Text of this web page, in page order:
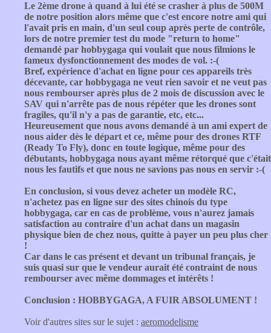
Le 2ème drone à quand à lui été se crasher à plus de 500M
de notre position alors même que c'est encore notre ami qui
l'avait pris en main, d'un seul coup après perte de contrôle,
lors de notre premier test du mode "return to home"
demandé par hobbygaga qui voulait que nous filmions le
fameux dysfonctionnement des modes de vol. :-(
Bref, expérience d'achat en ligne pour ces appareils très
décevante, car hobbygaga ne veut rien savoir et ne veut pas
nous rembourser après plus de 2 mois de discussion avec le
SAV qui n'arrête pas de nous répéter que les drones sont
fragiles, qu'il n'y a pas de garantie, etc, etc...
Heureusement que nous avons demandé à un ami expert de
nous aider dès le départ et ce, même pour des drones RTF
(Ready To Fly), donc en toute logique, même pour des
débutants, hobbygaga nous ayant même rétorqué que c'était
nous les fautifs et que nous ne savions pas nous en servir :-(
En conclusion, si vous devez acheter un modèle RC,
n'achetez pas en ligne sur des sites chinois du type
hobbygaga, car en cas de problème, vous n'aurez jamais
satisfaction au contraire d'un achat dans un magasin
physique bien de chez nous, quitte à payer un peu plus cher
!
Car dans le cas présent et devant un tribunal français, je
suis quasi sur que le vendeur aurait été contraint de nous
rembourser avec même dommages et intérêts !
Conclusion : HOBBYGAGA, A FUIR ABSOLUMENT !
Voir d'autres sites sur le sujet : aeromodelisme